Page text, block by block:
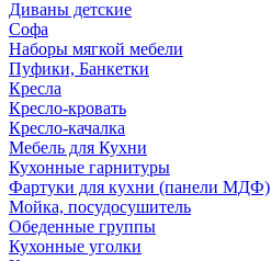
Диваны детские
Софа
Наборы мягкой мебели
Пуфики, Банкетки
Кресла
Кресло-кровать
Кресло-качалка
Мебель для Кухни
Кухонные гарнитуры
Фартуки для кухни (панели МДФ)
Мойка, посудосушитель
Обеденные группы
Кухонные уголки